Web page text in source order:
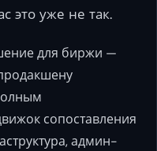
это уже не так.
для биржи —
сопоставления
админ-